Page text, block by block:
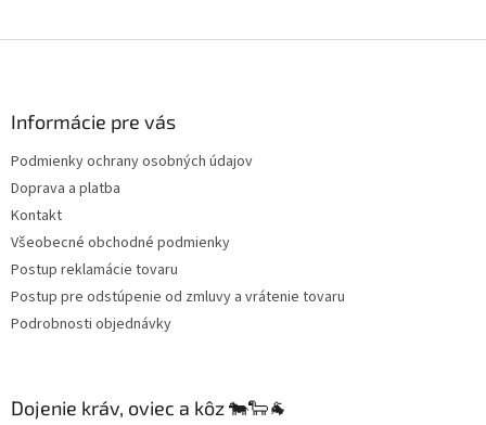
Informácie pre vás
Podmienky ochrany osobných údajov
Doprava a platba
Kontakt
Všeobecné obchodné podmienky
Postup reklamácie tovaru
Postup pre odstúpenie od zmluvy a vrátenie tovaru
Podrobnosti objednávky
Dojenie kráv, oviec a kôz 🐄🐑🐐